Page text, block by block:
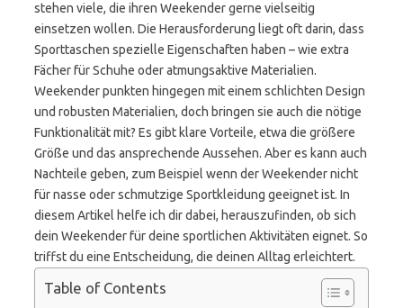
stehen viele, die ihren Weekender gerne vielseitig
einsetzen wollen. Die Herausforderung liegt oft darin, dass
Sporttaschen spezielle Eigenschaften haben – wie extra
Fächer für Schuhe oder atmungsaktive Materialien.
Weekender punkten hingegen mit einem schlichten Design
und robusten Materialien, doch bringen sie auch die nötige
Funktionalität mit? Es gibt klare Vorteile, etwa die größere
Größe und das ansprechende Aussehen. Aber es kann auch
Nachteile geben, zum Beispiel wenn der Weekender nicht
für nasse oder schmutzige Sportkleidung geeignet ist. In
diesem Artikel helfe ich dir dabei, herauszufinden, ob sich
dein Weekender für deine sportlichen Aktivitäten eignet. So
triffst du eine Entscheidung, die deinen Alltag erleichtert.
Table of Contents